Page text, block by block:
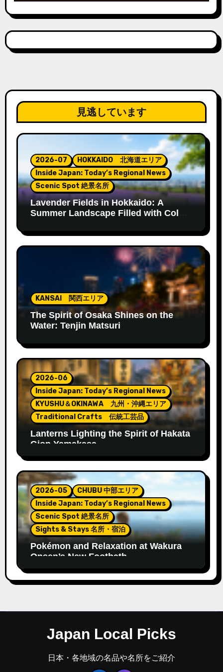
見逃しています
2026-07
HOKKAIDO 北海道エリア
Inside Japan: Today’s Regional News
Scenic Spot 絶景名所
Lavender Fields in Hokkaido: A
Summer Landscape Filled with Color
KANSAI 関西エリア
The Spirit of Osaka Shines on the
Water: Tenjin Matsuri
2026-06
Inside Japan: Today’s Regional News
KYUSHU＆OKINAWA 九州・沖縄エリア
Traditional Crafts 伝統工芸品
Lanterns Lighting the Spirit of Hakata
Gion Yamakasa
2026-05
CHUBU 中部エリア
Inside Japan: Today’s Regional News
Scenic Spot 絶景名所
Sights & Stays 名所・宿泊
Pokémon and Relaxation at Wakura
Onsen’s New Footbath
Japan Local Picks
日本・各地域の名品や名所をご紹介